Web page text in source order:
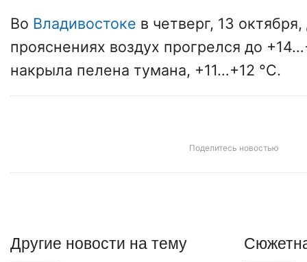
Во Владивостоке в четверг, 13
прояснениях воздух прогрелся до
накрыла пелена тумана, +11…+12 °C.
Поделитесь новостью
Другие новости на тему